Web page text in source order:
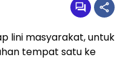
lini masyarakat, untuk
tempat satu ke